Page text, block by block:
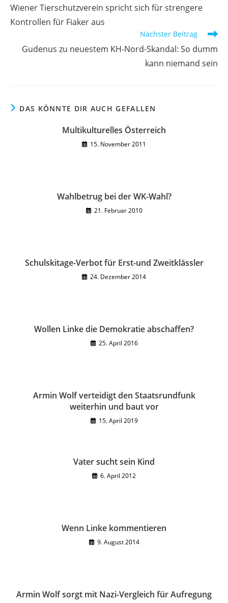
ansehen
Wiener Tierschutzverein spricht sich für strengere
Kontrollen für Fiaker aus
Nächster Beitrag
Gudenus zu neuestem KH-Nord-Skandal: So dumm
kann niemand sein
DAS KÖNNTE DIR AUCH GEFALLEN
Multikulturelles Österreich
15. November 2011
Wahlbetrug bei der WK-Wahl?
21. Februar 2010
Schulskitage-Verbot für Erst-und Zweitklässler
24. Dezember 2014
Wollen Linke die Demokratie abschaffen?
25. April 2016
Armin Wolf verteidigt den Staatsrundfunk
weiterhin und baut vor
15. April 2019
Vater sucht sein Kind
6. April 2012
Wenn Linke kommentieren
9. August 2014
Armin Wolf sorgt mit Nazi-Vergleich für Aufregung